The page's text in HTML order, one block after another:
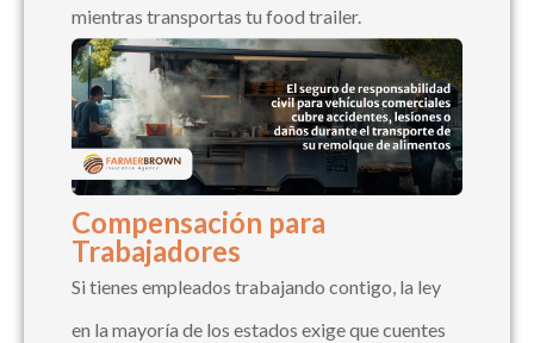
mientras transportas tu food trailer.
Compensación para
Trabajadores
Si tienes empleados trabajando contigo, la ley
en la mayoría de los estados exige que cuentes